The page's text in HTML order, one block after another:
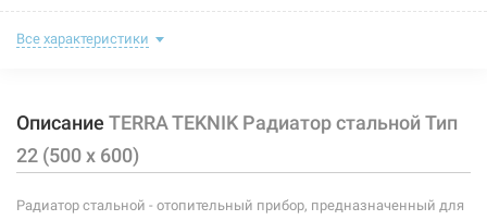
Цвет:
Теплоотдача: 915-1224 Вт
Номинальное давление:
Ширина: 600 мм
Все характеристики
Описание TERRA TEKNIK Радиатор стальной Тип
22 (500 x 600)
Радиатор стальной - отопительный прибор, предназначенный для